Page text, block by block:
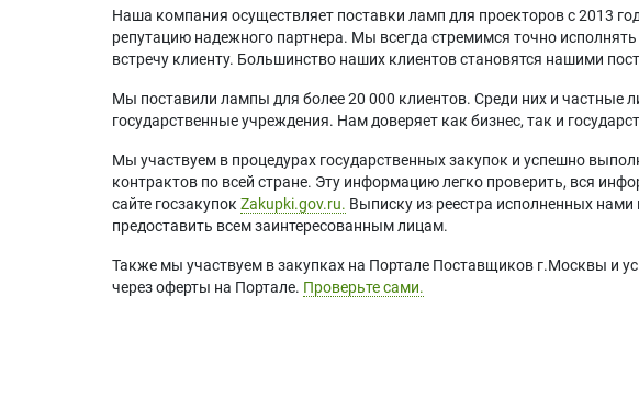
Наша компания осуществляет поставки ламп для проекторов с 2013
репутацию надежного партнера. Мы всегда стремимся точно исполнять
встречу клиенту. Большинство наших клиентов становятся нашими
Мы поставили лампы для более 20 000 клиентов. Среди них и частные
государственные учреждения. Нам доверяет как бизнес, так и
Мы участвуем в процедурах государственных закупок и успешно
контрактов по всей стране. Эту информацию легко проверить, вся
сайте госзакупок Zakupki.gov.ru. Выписку из реестра исполненных
предоставить всем заинтересованным лицам.
Также мы участвуем в закупках на Портале Поставщиков г.Москвы и
через оферты на Портале. Проверьте сами.